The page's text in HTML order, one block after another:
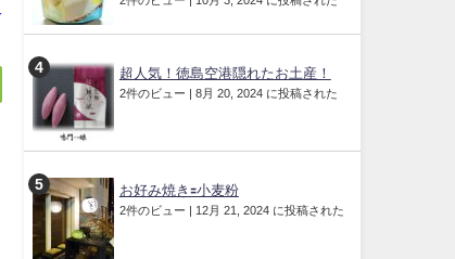
超人気！徳島空港隠れたお土産！
2件のビュー | 8月 20, 2024 に投稿された
お好み焼き🟰小麦粉
2件のビュー | 12月 21, 2024 に投稿された